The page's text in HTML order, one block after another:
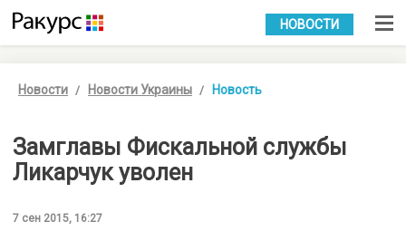
УКР РУС
НОВОСТИ
Новости Новости Украины Новость
Замглавы Фискальной службы
Ликарчук уволен
7 сен 2015, 16:27